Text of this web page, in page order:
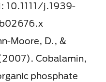
10.1111/j.1939-
Moore, D., &
Cobalamin,
phosphate